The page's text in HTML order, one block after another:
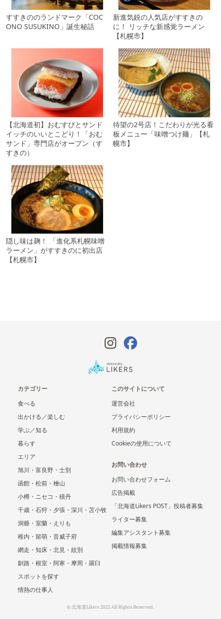
すすきののランドマーク「COC
ONO SUSUKINO」誕生秘話
新進気鋭の人気店がすすきの
に！ リッチな新感覚ラーメン
【札幌市】
【北海道初】おむすびとサンド
イッチのいいとこどり！「おむ
サンド」専門店がオープン（す
すきの）
待望の2号店！こだわりが光る看
板メニュー「味噌つけ麺」【札
幌市】
隠し味は麹！ 「進化系札幌味噌
ラーメン」がすすきのに初出店
【札幌市】
カテゴリー
食べる
出かける／楽しむ
学ぶ／知る
暮らす
エリア
旭川・富良野・士別
函館・松前・檜山
小樽・ニセコ・積丹
千歳・石狩・夕張・深川・苫小牧
洞爺・室蘭・えりも
稚内・留萌・音威子府
網走・知床・北見・紋別
釧路・根室・阿寒・摩周・羅臼
スポットを探す
情熱の仕事人
このサイトについて
運営会社
プライバシーポリシー
利用規約
Cookieの使用について
お問い合わせ
お問い合わせフォーム
広告掲載
「北海道Likers POST」投稿者募集
ライター募集
編集アシスタント募集
掲載情報募集
© 北海道Likers 2022 All Rights Reserved.